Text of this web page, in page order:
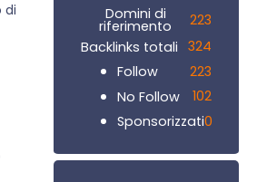
di
Domini di
riferimento
223
Backlinks totali 324
Follow
223
No Follow
102
Sponsorizzati0